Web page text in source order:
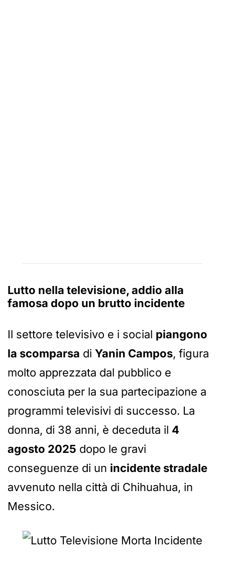
Lutto nella televisione, addio alla
famosa dopo un brutto incidente
Il settore televisivo e i social piangono
la scomparsa di Yanin Campos, figura
molto apprezzata dal pubblico e
conosciuta per la sua partecipazione a
programmi televisivi di successo. La
donna, di 38 anni, è deceduta il 4
agosto 2025 dopo le gravi
conseguenze di un incidente stradale
avvenuto nella città di Chihuahua, in
Messico.